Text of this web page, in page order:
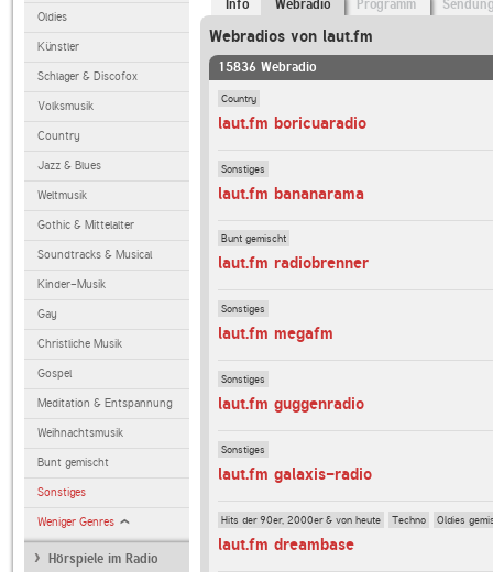
Oldies
Künstler
Schlager & Discofox
Volksmusik
Country
Jazz & Blues
Weltmusik
Gothic & Mittelalter
Soundtracks & Musical
Kinder-Musik
Gay
Christliche Musik
Gospel
Meditation & Entspannung
Weihnachtsmusik
Bunt gemischt
Sonstiges
Weniger Genres
Hörspiele im Radio
Info Webradio Programm
Webradios von laut.fm
15836 Webradio
Country
laut.fm boricuaradio
Sonstiges
laut.fm bananarama
Bunt gemischt
laut.fm radiobrenner
Sonstiges
laut.fm megafm
Sonstiges
laut.fm guggenradio
Sonstiges
laut.fm galaxis-radio
Hits der 90er, 2000er & von heute Techno Oldies
laut.fm dreambase